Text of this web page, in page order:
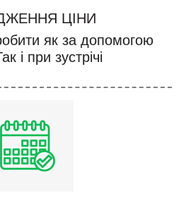
ЦІНИ
як за допомогою
і при зустрічі